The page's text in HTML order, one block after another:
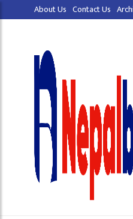
About Us Contact Us